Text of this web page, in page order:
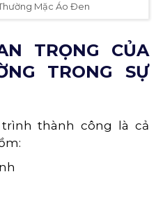
Mặc Áo Đen
TRỌNG CỦA
TRONG SỰ
thành công là cả